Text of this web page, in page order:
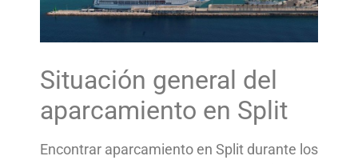
Situación general del
aparcamiento en Split
Encontrar aparcamiento en Split durante los